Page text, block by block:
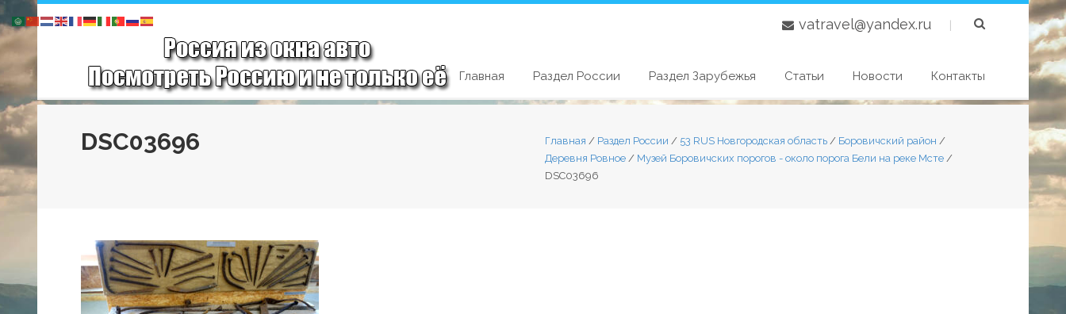
vatravel@yandex.ru |
Главная Раздел России Раздел Зарубежья Статьи Новости Контакты
DSC03696 Главная / Раздел России / 53 RUS Новгородская область / Боровичский район /
Деревня Ровное / Музей Боровичских порогов - около порога Бели на реке Мсте /
DSC03696